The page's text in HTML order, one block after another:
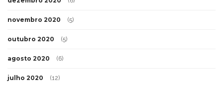
novembro 2020 (5)
outubro 2020 (5)
agosto 2020 (6)
julho 2020 (12)